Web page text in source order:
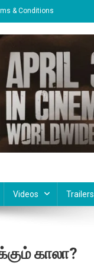
& Conditions
Videos Trailers
காலா?